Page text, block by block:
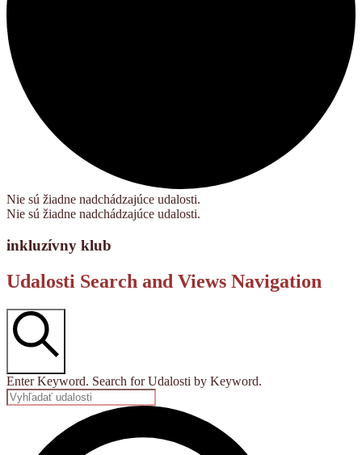
Nie sú žiadne nadchádzajúce udalosti.
Nie sú žiadne nadchádzajúce udalosti.
inkluzívny klub
Udalosti Search and Views Navigation
Enter Keyword. Search for Udalosti by Keyword.